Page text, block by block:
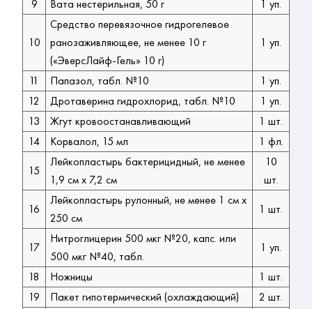
9 Вата нестерильная, 50 г 1 уп.
10
Средство перевязочное гидрогелевое
ранозаживляющее, не менее 10 г
(«ЭверсЛайф-Гель» 10 г)
1 уп.
11 Папазол, табл. №10
1 уп.
12
Дротаверина гидрохлорид, табл. №10
1 уп.
13
Жгут кровоостанавливающий
1 шт.
14
Корвалол, 15 мл
1 фл.
15
Лейкопластырь бактерицидный, не менее
1,9 см х 7,2 см
10
шт.
16
Лейкопластырь рулонный, не менее 1 см х
250 см
1 шт.
17
Нитроглицерин 500 мкг №20, капс. или
500 мкг №40, табл.
1 уп.
18
Ножницы
1 шт.
19
Пакет гипотермический (охлаждающий)
2 шт.